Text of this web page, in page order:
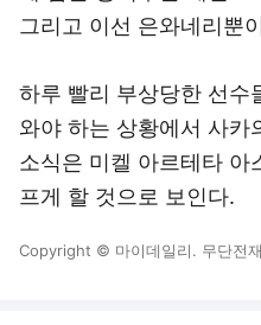
그리고 이선 은와네리뿐
하루 빨리 부상당한 선수
와야 하는 상황에서 사카
소식은 미켈 아르테타 아
프게 할 것으로 보인다.
Copyright © 마이데일리. 무단전